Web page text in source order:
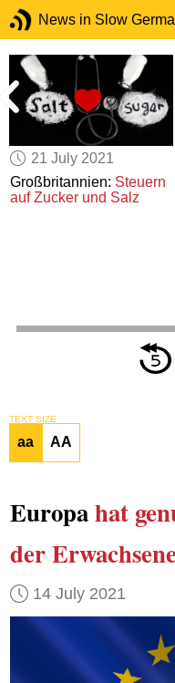
News in Slow
21 July 2021
Großbritannien: Steuern
auf Zucker und Salz
TEXT SIZE
aa AA
Europahat
der
14 July 2021